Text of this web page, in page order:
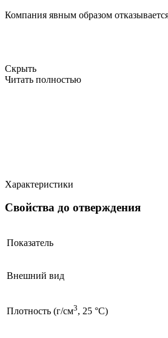
Компания явным образом
Скрыть
Читать полностью
Характеристики
Свойства до отверждения
Показатель
Внешний вид
Плотность (г/см3, 25 °С)